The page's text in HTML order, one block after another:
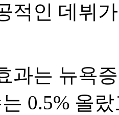
적인 데뷔
과는 뉴욕
0.5% 올